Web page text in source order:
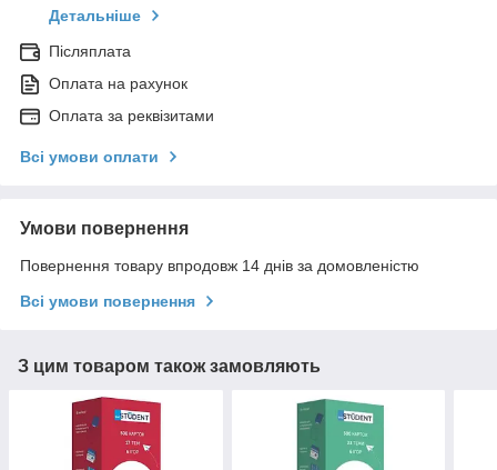
Детальніше
Післяплата
Оплата на рахунок
Оплата за реквізитами
Всі умови оплати
Умови повернення
Повернення товару впродовж 14 днів за домовленістю
Всі умови повернення
З цим товаром також замовляють